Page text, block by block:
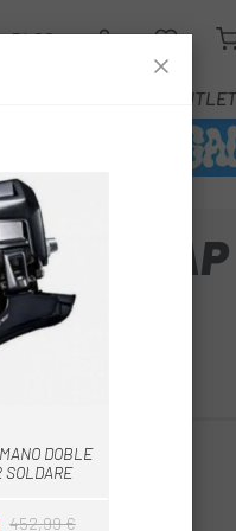
BLOG
OUTLET
RED E-TAP
50T
DOBLE
SOLDARE
452,99 €